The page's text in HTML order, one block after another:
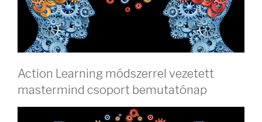
Action Learning módszerrel vezetett
mastermind csoport bemutatónap